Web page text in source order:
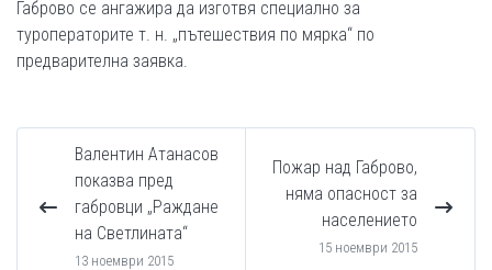
Габрово се ангажира да изготвя специално за
туроператорите т. н. „пътешествия по мярка“ по
предварителна заявка.
Валентин Атанасов
показва пред
габровци „Раждане
на Светлината“
13 ноември 2015
Пожар над Габрово,
няма опасност за
населението
15 ноември 2015